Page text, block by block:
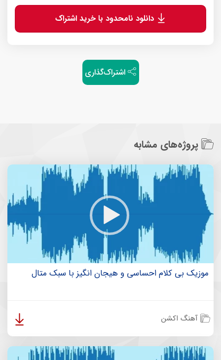
دانلود نامحدود با خرید اشتراک
اشتراک‌گذاری
پروژه‌های مشابه
موزیک بی کلام احساسی و هیجان انگیز با سبک متال
آهنگ اکشن